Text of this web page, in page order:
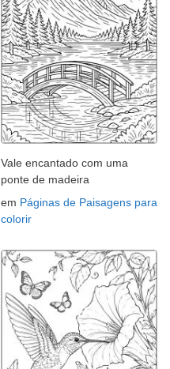
Vale encantado com uma
ponte de madeira
em Páginas de Paisagens para
colorir